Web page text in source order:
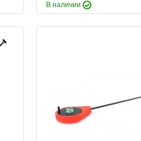
В наличии